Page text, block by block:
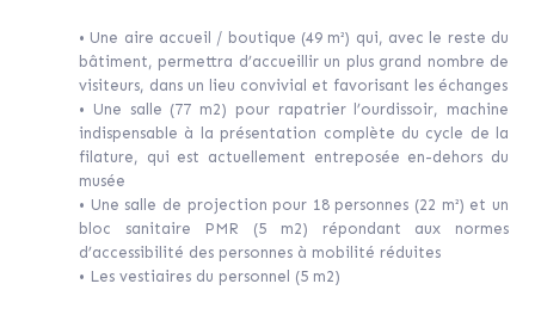
• Une aire accueil / boutique (49 m²) qui, avec le reste du
bâtiment, permettra d’accueillir un plus grand nombre de
visiteurs, dans un lieu convivial et favorisant les échanges
• Une salle (77 m2) pour rapatrier l’ourdissoir, machine
indispensable à la présentation complète du cycle de la
filature, qui est actuellement entreposée en-dehors du
musée
• Une salle de projection pour 18 personnes (22 m²) et un
bloc sanitaire PMR (5 m2) répondant aux normes
d’accessibilité des personnes à mobilité réduites
• Les vestiaires du personnel (5 m2)